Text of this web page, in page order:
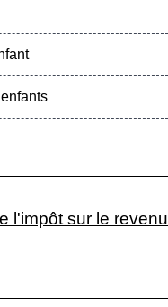
l'impôt sur le revenu